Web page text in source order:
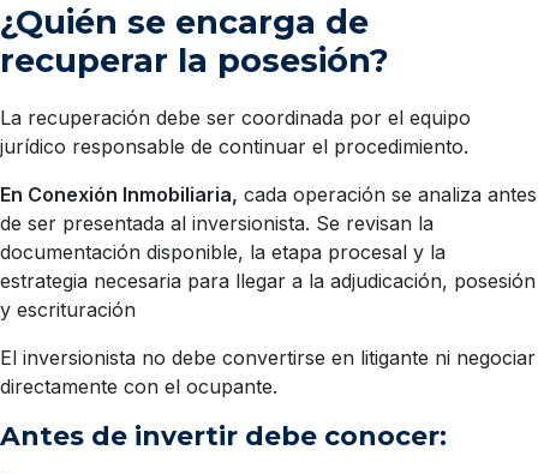
¿Quién se encarga de
recuperar la posesión?
La recuperación debe ser coordinada por el equipo
jurídico responsable de continuar el procedimiento.
En Conexión Inmobiliaria, cada operación se analiza antes
de ser presentada al inversionista. Se revisan la
documentación disponible, la etapa procesal y la
estrategia necesaria para llegar a la adjudicación, posesión
y escrituración
El inversionista no debe convertirse en litigante ni negociar
directamente con el ocupante.
Antes de invertir debe conocer: